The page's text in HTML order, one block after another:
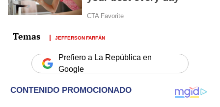
JEFFERSON FARFÁN
Prefiero a La República en
Google